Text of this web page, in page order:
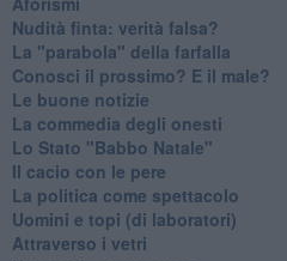
Nudità finta: verità falsa?
La "parabola" della farfalla
Conosci il prossimo? E il male?
Le buone notizie
La commedia degli onesti
Lo Stato "Babbo Natale"
Il cacio con le pere
La politica come spettacolo
Uomini e topi (di laboratori)
Attraverso i vetri